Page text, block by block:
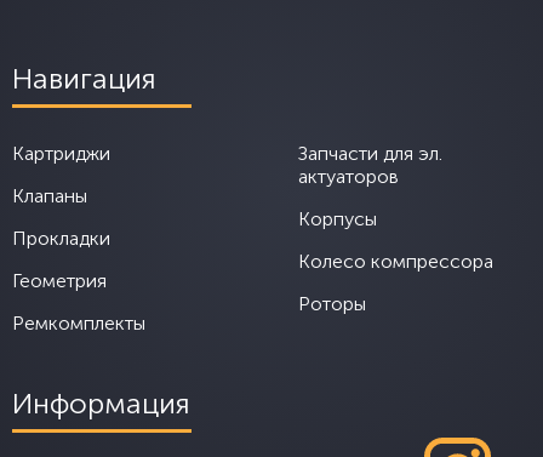
Навигация
Картриджи
Клапаны
Прокладки
Геометрия
Ремкомплекты
Запчасти для эл.
актуаторов
Корпусы
Колесо компрессора
Роторы
Информация